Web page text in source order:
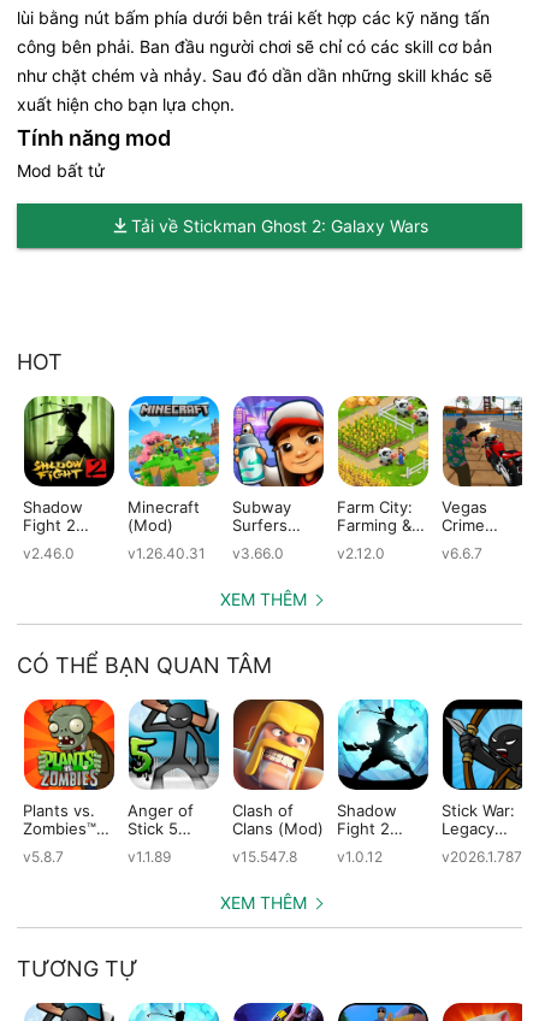
lùi bằng nút bấm phía dưới bên trái kết hợp các kỹ năng tấn
công bên phải. Ban đầu người chơi sẽ chỉ có các skill cơ bản
như chặt chém và nhảy. Sau đó dần dần những skill khác sẽ
xuất hiện cho bạn lựa chọn.
Tính năng mod
Mod bất tử
Tải về Stickman Ghost 2: Galaxy Wars
HOT
Shadow
Fight 2
v2.46.0
Minecraft
(Mod)
v1.26.40.31
Subway
Surfers
v3.66.0
Farm City:
Farming &
(Mod)
v2.12.0
Vegas
Crime
(Mod)
v6.6.7
XEM THÊM
CÓ THỂ BẠN QUAN TÂM
Plants vs.
Zombies™
v5.8.7
Anger of
Stick 5
v1.1.89
Clash of
Clans (Mod)
v15.547.8
Shadow
Fight 2
Edition
v1.0.12
Stick War:
Legacy
v2026.1.787
XEM THÊM
TƯƠNG TỰ